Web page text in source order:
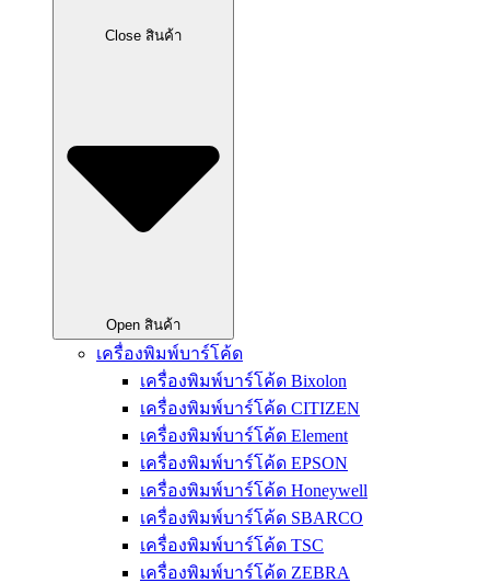
Close สินค้า
Open สินค้า
เครื่องพิมพ์บาร์โค้ด
เครื่องพิมพ์บาร์โค้ด Bixolon
เครื่องพิมพ์บาร์โค้ด CITIZEN
เครื่องพิมพ์บาร์โค้ด Element
เครื่องพิมพ์บาร์โค้ด EPSON
เครื่องพิมพ์บาร์โค้ด Honeywell
เครื่องพิมพ์บาร์โค้ด SBARCO
เครื่องพิมพ์บาร์โค้ด TSC
เครื่องพิมพ์บาร์โค้ด ZEBRA